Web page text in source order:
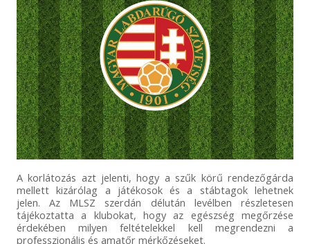
A korlátozás azt jelenti, hogy a szűk körű rendezőgárda
mellett kizárólag a játékosok és a stábtagok lehetnek
jelen. Az MLSZ szerdán délután levélben részletesen
tájékoztatta a klubokat, hogy az egészség megőrzése
érdekében milyen feltételekkel kell megrendezni a
professzionális és amatőr mérkőzéseket.